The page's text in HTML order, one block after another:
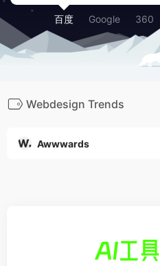
百度 Google 360
Webdesign Trends
Awwwards